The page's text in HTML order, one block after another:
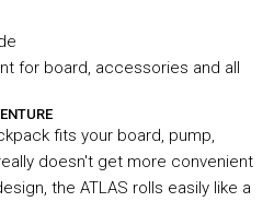
for board, accessories and all
fits your board, pump,
doesn't get more convenient
the ATLAS rolls easily like a